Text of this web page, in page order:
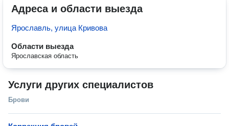
Адреса и области выезда
Ярославль, улица Кривова
Области выезда
Ярославская область
Услуги других специалистов
Брови